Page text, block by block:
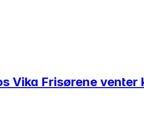
Vika Frisørene venter